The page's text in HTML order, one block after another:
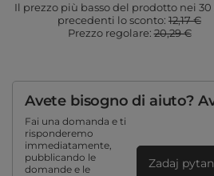
Il prezzo più basso del prodotto nei
precedenti lo sconto: 12,17 €
Prezzo regolare:20,29 €
Avete bisogno di aiuto?
Fai una domanda e ti
risponderemo
immediatamente,
pubblicando le
domande e le
Zadaj